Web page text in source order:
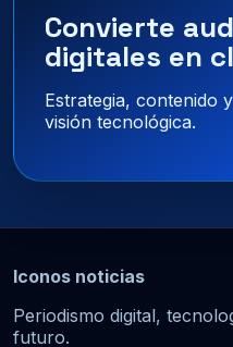
Convierte
digitales en
Estrategia, contenido
visión tecnológica.
Iconos noticias
Periodismo digital,
futuro.